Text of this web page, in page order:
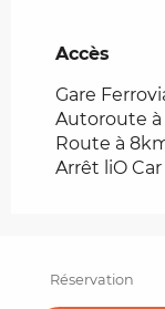
Accès
Accès
Gare
Autoroute
Route à
Arrêt liO
Réservation